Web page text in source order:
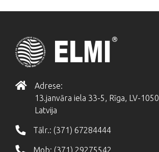
Adrese:
13.janvāra iela 33-5, Rīga, LV-1050
Latvija
Tālr.: (371) 67284444
Mob: (371) 29275542